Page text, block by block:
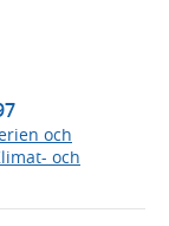
och
och